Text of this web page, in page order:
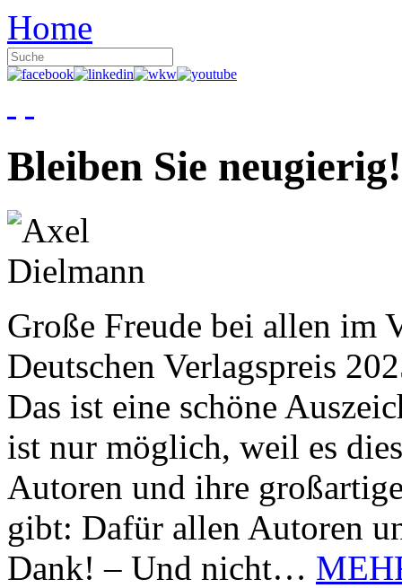
Home
Bleiben Sie neugierig!
Große Freude bei allen im
Deutschen Verlagspreis
Das ist eine schöne
ist nur möglich, weil es
Autoren und ihre
gibt: Dafür allen Autoren
Dank! – Und nicht…